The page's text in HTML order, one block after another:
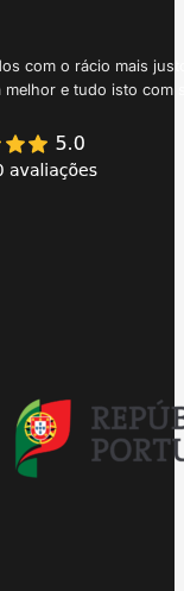
com o rácio mais
e tudo isto